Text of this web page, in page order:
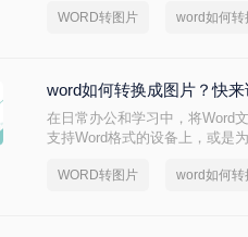
WORD转图片 word如何转
word如何转换成图片？快来
在日常办公和学习中，将Word
支持Word格式的设备上，或是
WORD转图片 word如何转